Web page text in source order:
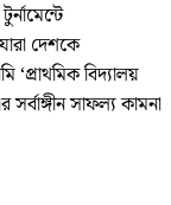
দেশকে
বিদ্যালয়
সাফল্য কামনা